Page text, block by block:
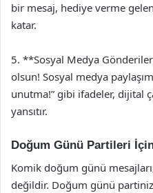
bir mesaj, hediye verme
katar.
5. **Sosyal Medya
olsun! Sosyal medya
unutma!” gibi ifadeler, dijital
yansıtır.
Doğum Günü Partileri
Komik doğum günü
değildir. Doğum günü